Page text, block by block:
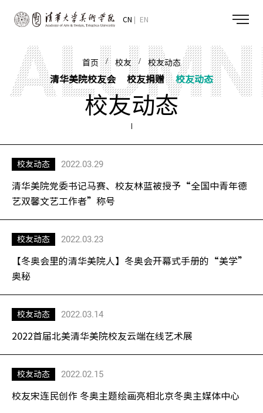
CN EN
首页 / 校友/ 校友动态
清华美院校友会 校友捐赠 校友动态
校友动态
校友动态 2022.03.29
清华美院党委书记马赛、校友林蓝被授予“全国中青年德
艺双馨文艺工作者”称号
校友动态 2022.03.23
【冬奥会里的清华美院人】冬奥会开幕式手册的“美学”
奥秘
校友动态 2022.03.14
2022首届北美清华美院校友云端在线艺术展
校友动态 2022.02.15
校友宋连民创作 冬奥主题绘画亮相北京冬奥主媒体中心